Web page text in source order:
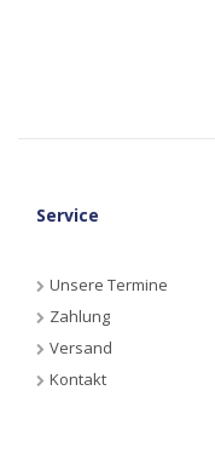
Service
Unsere Termine
Zahlung
Versand
Kontakt